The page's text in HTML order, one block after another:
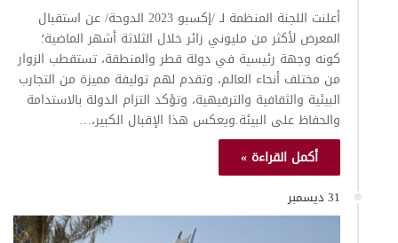
أعلنت اللجنة المنظمة لـ /إكسبو 2023 الدوحة/ عن استقبال
المعرض لأكثر من مليوني زائر خلال الثلاثة أشهر الماضية؛
كونه وجهة رئيسية في دولة قطر والمنطقة، تستقطب الزوار
من مختلف أنحاء العالم، وتقدم لهم توليفة مميزة من التجارب
البيئية والثقافية والترفيهية، وتؤكد التزام الدولة بالاستدامة
والحفاظ على البيئة.ويعكس هذا الإقبال الكبير،…
أكمل القراءة »
31 ديسمبر